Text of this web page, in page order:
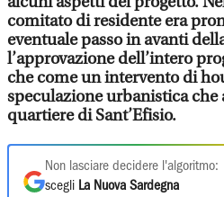
comitato di residente era
eventuale passo in avanti
l’approvazione dell’intero
che come un intervento di
speculazione urbanistica che
quartiere di Sant’Efisio.
Non lasciare decidere l'algoritmo:
scegli La Nuova Sardegna